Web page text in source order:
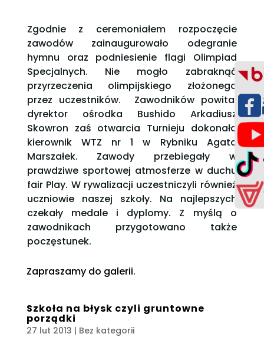
Zgodnie z ceremoniałem rozpoczęcie
zawodów zainaugurowało odegranie
hymnu oraz podniesienie flagi Olimpiad
Specjalnych. Nie mogło zabraknąć
przyrzeczenia olimpijskiego złożonego
przez uczestników. Zawodników powitał
dyrektor ośrodka Bushido Arkadiusz
Skowron zaś otwarcia Turnieju dokonała
kierownik WTZ nr 1 w Rybniku Agata
Marszałek. Zawody przebiegały w
prawdziwe sportowej atmosferze w duchu
fair Play. W rywalizacji uczestniczyli również
uczniowie naszej szkoły. Na najlepszych
czekały medale i dyplomy. Z myślą o
zawodnikach przygotowano także
poczęstunek.
Zapraszamy do galerii.
Szkoła na błysk czyli gruntowne
porządki
27 lut 2013 | Bez kategorii